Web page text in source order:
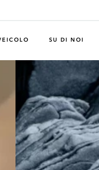
SU DI NOI